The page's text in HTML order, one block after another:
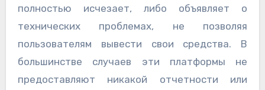
полностью исчезает, либо объявляет о
технических проблемах, не позволяя
пользователям вывести свои средства. В
большинстве случаев эти платформы не
предоставляют никакой отчетности или